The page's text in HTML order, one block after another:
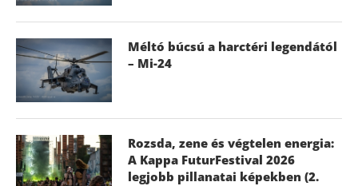
Méltó búcsú a harctéri legendától
– Mi-24
Rozsda, zene és végtelen energia:
A Kappa FuturFestival 2026
legjobb pillanatai képekben (2.